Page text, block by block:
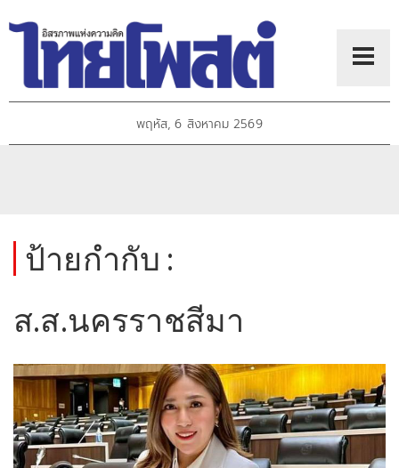
พฤหัส, 6 สิงหาคม 2569
ป้ายกำกับ :
ส.ส.นครราชสีมา